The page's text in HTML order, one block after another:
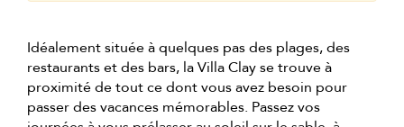
Idéalement située à quelques pas des plages, des
restaurants et des bars, la Villa Clay se trouve à
proximité de tout ce dont vous avez besoin pour
passer des vacances mémorables. Passez vos